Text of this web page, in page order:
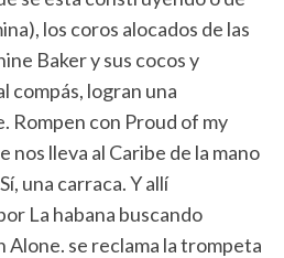
los coros alocados de las
Baker y sus cocos y
compás, logran una
Rompen con Proud of my
nos lleva al Caribe de la mano
una carraca. Y allí
La habana buscando
Alone. se reclama la trompeta